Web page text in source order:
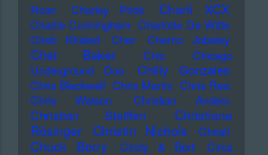
Roan
Charley Pride Charli XCX
Charlie Cunningham Charlotte De Witte
Cheb Khaled
Cher Cherno Jobatey
Chet Baker Chic
Chicago
Underground Duo
Chilly Gonzales
Chris Blackwell Chris Martin Chris Rea
Chris Watson
Christian Anders
Christian Steiffen
Christiane
Rösinger
Christin Nichols Christl
Chuck Berry Cindy & Bert
Circa